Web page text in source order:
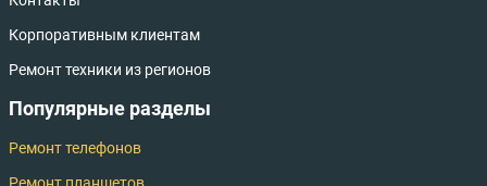
Корпоративным клиентам
Ремонт техники из регионов
Популярные разделы
Ремонт телефонов